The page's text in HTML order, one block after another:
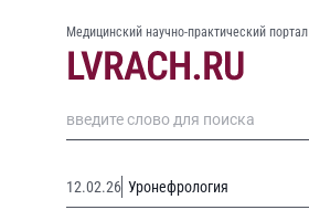
Медицинский научно-практический портал
12.02.26 Уронефрология